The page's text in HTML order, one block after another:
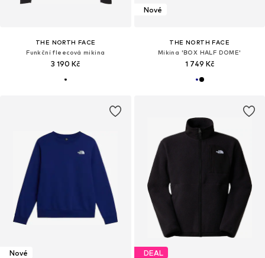
THE NORTH FACE
Funkční fleecová mikina
3 190 Kč
Nové
THE NORTH FACE
Mikina 'BOX HALF DOME'
1 749 Kč
Nové DEAL